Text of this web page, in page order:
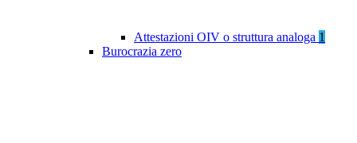
Attestazioni OIV o struttura analoga 1
Burocrazia zero